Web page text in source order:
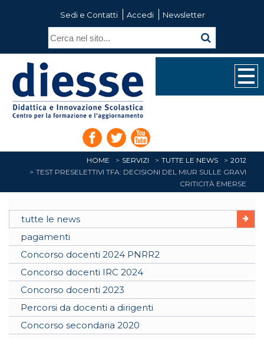
Sedi e Contatti Accedi Newsletter
HOME SERVIZI TUTTE LE NEWS
2012
TEST PRESELETTIVI TFA: DECISIONI DEL MIUR SULLE GRAVI
CRITICITÀ EMERSE
tutte le news
pagamenti
Concorso docenti 2024 PNRR2
Concorso docenti IRC 2024
Concorso docenti 2023
Percorsi da docenti a dirigenti
Concorso secondaria 2020